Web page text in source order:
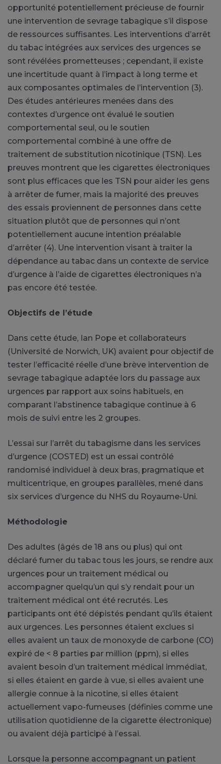
opportunité potentiellement précieuse de fournir
une intervention de sevrage tabagique s’il dispose
de ressources suffisantes. Les interventions d’arrêt
du tabac intégrées aux services des urgences se
sont révélées prometteuses ; cependant, il existe
une incertitude quant à l’impact à long terme et
aux composantes optimales de l’intervention (3).
Des études antérieures menées dans des
contextes d’urgence ont évalué le soutien
comportemental seul, ou le soutien
comportemental combiné à une offre de
traitement de substitution nicotinique (TSN). Les
preuves montrent que les cigarettes électroniques
sont plus efficaces que les TSN pour aider les gens
à arrêter de fumer, mais la majorité des preuves
des essais proviennent de personnes dans cette
situation plutôt que de personnes qui n’ont
potentiellement aucune intention préalable
d’arrêter (4). Une intervention visant à traiter la
dépendance au tabac dans un contexte de service
d’urgence à l’aide de cigarettes électroniques n’a
pas encore été testée.
Objectifs de l’étude
Dans cette étude, Ian Pope et collaborateurs
(Université de Norwich, UK) avaient pour objectif de
tester l’efficacité réelle d’une brève intervention de
sevrage tabagique adaptée lors du passage aux
urgences par rapport aux soins habituels, en
comparant l’abstinence tabagique continue à 6
mois de suivi entre les 2 groupes.
L’essai sur l’arrêt du tabagisme dans les services
d’urgence (COSTED) est un essai contrôlé
randomisé individuel à deux bras, pragmatique et
multicentrique, en groupes parallèles, mené dans
six services d’urgence du NHS du Royaume-Uni.
Méthodologie
Des adultes (âgés de 18 ans ou plus) qui ont
déclaré fumer du tabac tous les jours, se rendre aux
urgences pour un traitement médical ou
accompagner quelqu’un qui s’y rendait pour un
traitement médical ont été recrutés. Les
participants ont été dépistés pendant qu’ils étaient
aux urgences. Les personnes étaient exclues si
elles avaient un taux de monoxyde de carbone (CO)
expiré de < 8 parties par million (ppm), si elles
avaient besoin d’un traitement médical immédiat,
si elles étaient en garde à vue, si elles avaient une
allergie connue à la nicotine, si elles étaient
actuellement vapo-fumeuses (définies comme une
utilisation quotidienne de la cigarette électronique)
ou avaient déjà participé à l’essai.
Lorsque la personne accompagnant un patient